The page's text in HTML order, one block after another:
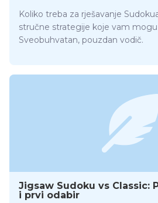
Koliko treba za rješavanje
stručne strategije koje vam
Sveobuhvatan, pouzdan vodič.
Jigsaw Sudoku vs Classic:
i prvi odabir